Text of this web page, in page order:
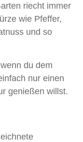
riecht immer
wie Pfeffer,
und so
du dem
nur einen
genießen willst.